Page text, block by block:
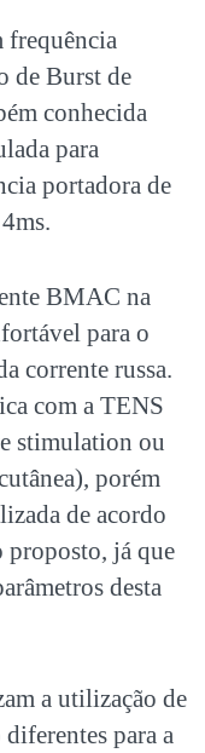
frequência
de Burst de
conhecida
para
portadora de
BMAC na
para o
corrente russa.
com a TENS
stimulation ou
porém
de acordo
proposto, já que
desta
a utilização de
para a